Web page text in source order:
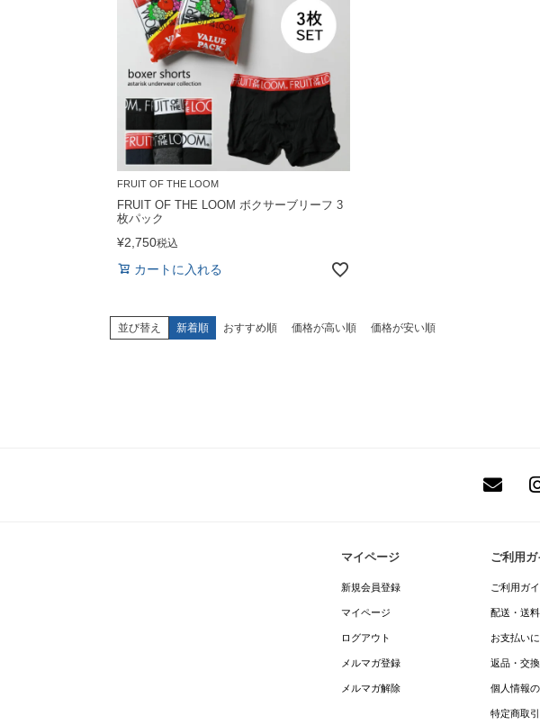
FRUIT OF THE LOOM
FRUIT OF THE LOOM ボクサーブリーフ 3
枚パック
¥2,750税込
カートに入れる
並び替え 新着順 おすすめ順 価格が高い順 価格が安い順
マイページ
新規会員登録
マイページ
ログアウト
メルマガ登録
メルマガ解除
ご利用ガ
ご利用ガ
配送・送
お支払い
返品・交
個人情報
特定商取